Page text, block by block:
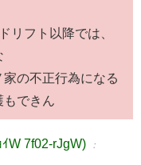
リフト以降では、
の不正行為になる
もできん
W 7f02-rJgW) ：